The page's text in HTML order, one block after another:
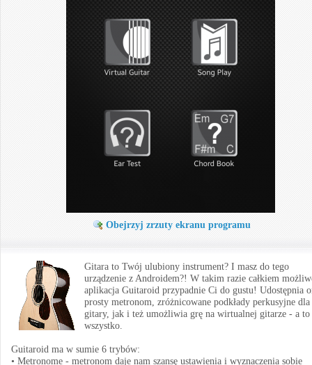
Obejrzyj zrzuty ekranu programu
Gitara to Twój ulubiony instrument? I masz do tego
urządzenie z Androidem?! W takim razie całkiem
aplikacja Guitaroid przypadnie Ci do gustu! Udostępnia
prosty metronom, zróżnicowane podkłady perkusyjne dla
gitary, jak i też umożliwia grę na wirtualnej gitarze - a to
wszystko.
Guitaroid ma w sumie 6 trybów:
• Metronome - metronom daje nam szansę ustawienia i wyznaczenia sobie